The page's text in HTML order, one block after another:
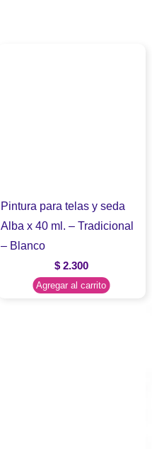
Pintura para telas y seda
Alba x 40 ml. – Tradicional
– Blanco
$2.300
Agregar al carrito